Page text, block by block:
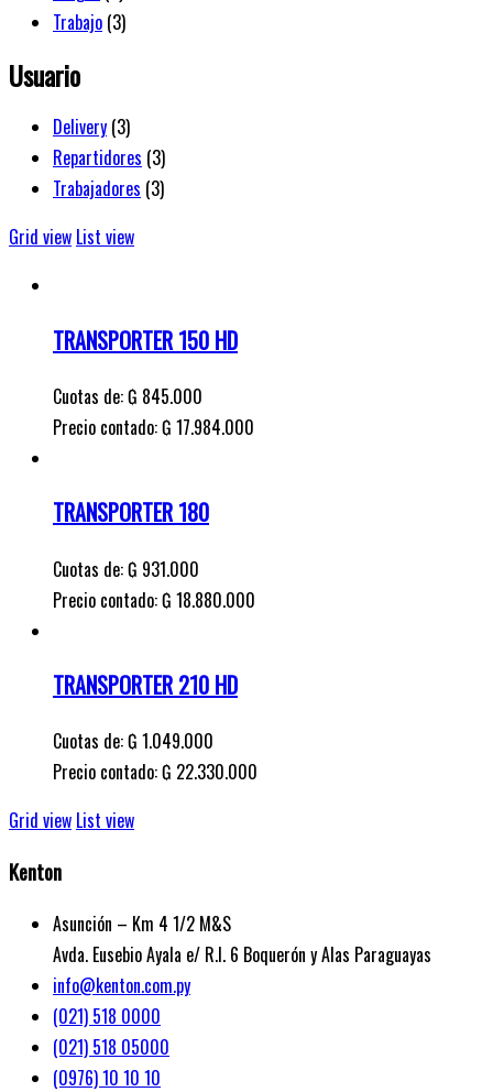
Trabajo (3)
Usuario
Delivery (3)
Repartidores (3)
Trabajadores (3)
Grid view List view
TRANSPORTER 150 HD
Cuotas de:₲ 845.000
Precio contado: ₲ 17.984.000
TRANSPORTER 180
Cuotas de:₲ 931.000
Precio contado: ₲ 18.880.000
TRANSPORTER 210 HD
Cuotas de:₲ 1.049.000
Precio contado: ₲ 22.330.000
Grid view List view
Kenton
Asunción – Km 4 1/2 M&S
Avda. Eusebio Ayala e/ R.I. 6 Boquerón y Alas Paraguayas
info@kenton.com.py
(021) 518 0000
(021) 518 05000
(0976) 10 10 10